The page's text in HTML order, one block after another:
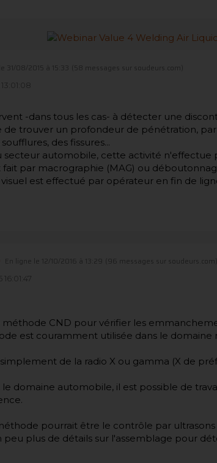
31/08/2015 à 15:33 (58 messages sur soudeurs.com)
-dans tous les cas- à détecter une
de trouver un profondeur de pénétration,
des fissures...
secteur automobile, cette activité n'effectue
par macrographie (MAG) ou
est effectué par opérateur en fin de
En ligne le 12/10/2016 à 13:29 (96 messages sur soudeurs.com)
méthode CND pour vérifier les
est couramment utilisée dans le
de la radio X ou gamma (X de
domaine automobile, il est possible de
pourrait être le contrôle par
peu plus de détails sur l'assemblage pour